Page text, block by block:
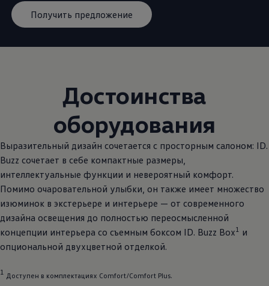
Получить предложение
Достоинства
оборудования
Выразительный дизайн сочетается с просторным салоном: ID.
Buzz сочетает в себе компактные размеры,
интеллектуальные функции и невероятный комфорт.
Помимо очаровательной улыбки, он также имеет множество
изюминок в экстерьере и интерьере — от современного
дизайна освещения до полностью переосмысленной
концепции интерьера со съемным боксом ID. Buzz Box1 и
опциональной двухцветной отделкой.
1 Доступен в комплектациях Comfort/Comfort Plus.